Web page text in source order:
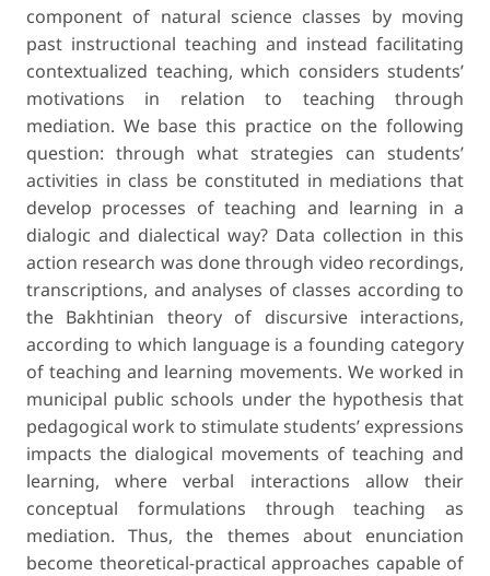
component of natural science classes by moving
past instructional teaching and instead facilitating
contextualized teaching, which considers students’
motivations in relation to teaching through
mediation. We base this practice on the following
question: through what strategies can students’
activities in class be constituted in mediations that
develop processes of teaching and learning in a
dialogic and dialectical way? Data collection in this
action research was done through video recordings,
transcriptions, and analy­ses of classes according to
the Bakhtinian theory of discursive interactions,
according to which language is a founding category
of teaching and learning movements. We worked in
municipal public schools under the hypothesis that
pedagogical work to stimulate students’ expressions
impacts the dialogical movements of teaching and
learning, where verbal interactions allow their
conceptual formulations through teach­ing as
mediation. Thus, the themes about enunciation
become theoretical-practical approaches capable of